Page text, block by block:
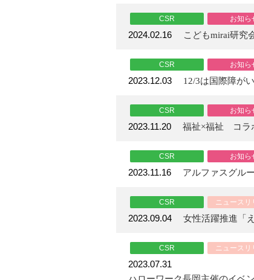
CSR お知ら
2024.02.16 こどもmirai研究
CSR お知ら
2023.12.03 12/3は国際障が
CSR お知ら
2023.11.20 福祉×福祉 コラ
CSR お知ら
2023.11.16 アルファスグル
CSR ニュースリ
2023.09.04 女性活躍推進「
CSR ニュースリ
2023.07.31